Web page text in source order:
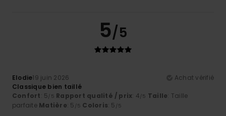
5/5
Elodie19 juin 2026
Achat vérifié
Classique bien taillé
Confort: 5 /5 Rapport qualité / prix: 4 /5 Taille: Taille
parfaite Matière: 5 /5 Coloris: 5 /5